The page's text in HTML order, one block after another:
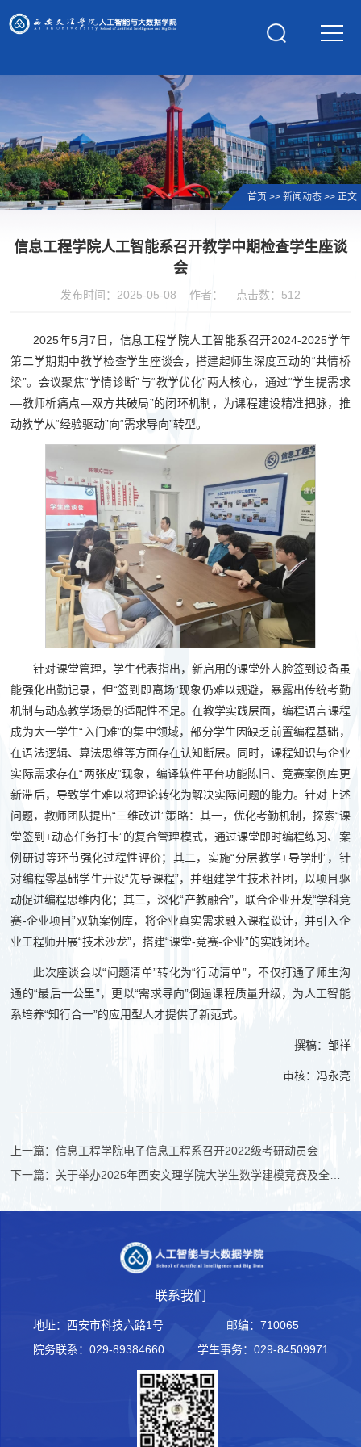
学校主页
首页 >> 新闻动态 >> 正文
信息工程学院人工智能系召开教学中期检查学生座谈
会
发布时间：2025-05-08 作者： 点击数： 512
2025年5月7日，信息工程学院人工智能系召开2024-2025学年
第二学期期中教学检查学生座谈会，搭建起师生深度互动的“共情桥
梁”。会议聚焦“学情诊断”与“教学优化”两大核心，通过“学生提需求
—教师析痛点—双方共破局”的闭环机制，为课程建设精准把脉，推
动教学从“经验驱动”向“需求导向”转型。
针对课堂管理，学生代表指出，新启用的课堂外人脸签到设备虽
能强化出勤记录，但“签到即离场”现象仍难以规避，暴露出传统考勤
机制与动态教学场景的适配性不足。在教学实践层面，编程语言课程
成为大一学生“入门难”的集中领域，部分学生因缺乏前置编程基础，
在语法逻辑、算法思维等方面存在认知断层。同时，课程知识与企业
实际需求存在“两张皮”现象，编译软件平台功能陈旧、竞赛案例库更
新滞后，导致学生难以将理论转化为解决实际问题的能力。针对上述
问题，教师团队提出“三维改进”策略：其一，优化考勤机制，探索“课
堂签到+动态任务打卡”的复合管理模式，通过课堂即时编程练习、案
例研讨等环节强化过程性评价；其二，实施“分层教学+导学制”，针
对编程零基础学生开设“先导课程”，并组建学生技术社团，以项目驱
动促进编程思维内化；其三，深化“产教融合”，联合企业开发“学科竞
赛-企业项目”双轨案例库，将企业真实需求融入课程设计，并引入企
业工程师开展“技术沙龙”，搭建“课堂-竞赛-企业”的实践闭环。
此次座谈会以“问题清单”转化为“行动清单”，不仅打通了师生沟
通的“最后一公里”，更以“需求导向”倒逼课程质量升级，为人工智能
系培养“知行合一”的应用型人才提供了新范式。
撰稿：邹祥
审核：冯永亮
上一篇：信息工程学院电子信息工程系召开2022级考研动员会
联系我们
地址：西安市科技六路1号
邮编：710065
院务联系：029-89384660
学生事务：029-84509971